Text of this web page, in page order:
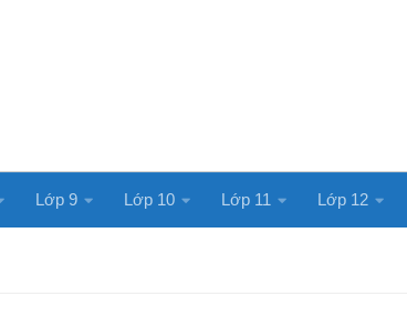
Lớp 9 Lớp 10 Lớp 11 Lớp 12